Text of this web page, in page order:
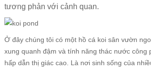
tương phản với cảnh quan.
Ở đây chúng tôi có một hồ cá koi sân vườn
xung quanh đậm và tính năng thác nước công
hấp dẫn thị giác cao. Là nơi sinh sống của